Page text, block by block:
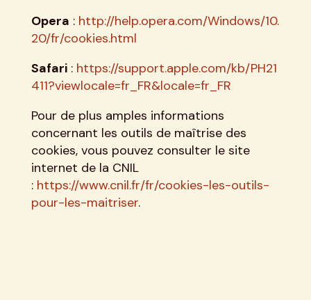
Opera : http://help.opera.com/Windows/10.
20/fr/cookies.html
Safari: https://support.apple.com/kb/PH21
411?viewlocale=fr_FR&locale=fr_FR
Pour de plus amples informations
concernant les outils de maîtrise des
cookies, vous pouvez consulter le site
internet de la CNIL
: https://www.cnil.fr/fr/cookies-les-outils-
pour-les-maitriser.